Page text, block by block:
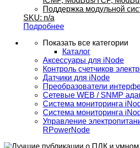
Поддержка модульной
SKU: n/a
Подробнее
Показать все категории
Каталог
Аксессуары для iNode
Контроль счетчиков
Датчики для iNode
Преобразователи
Сетевые WEB / SNMP
Система мониторинга
Система мониторинга
Управление
RPowerNode